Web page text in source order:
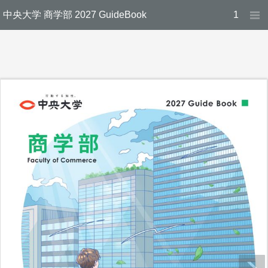
中央大学 商学部 2027 GuideBook 1